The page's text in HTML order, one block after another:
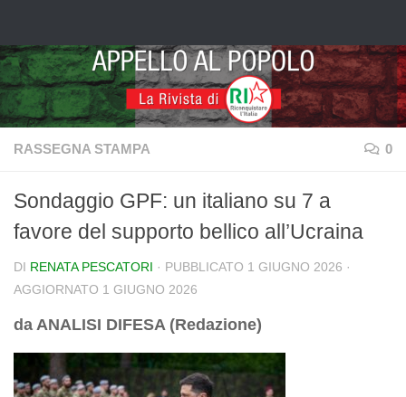
RASSEGNA STAMPA 0
Sondaggio GPF: un italiano su 7 a
favore del supporto bellico all’Ucraina
DI RENATA PESCATORI · PUBBLICATO 1 GIUGNO 2026 ·
AGGIORNATO 1 GIUGNO 2026
da ANALISI DIFESA (Redazione)